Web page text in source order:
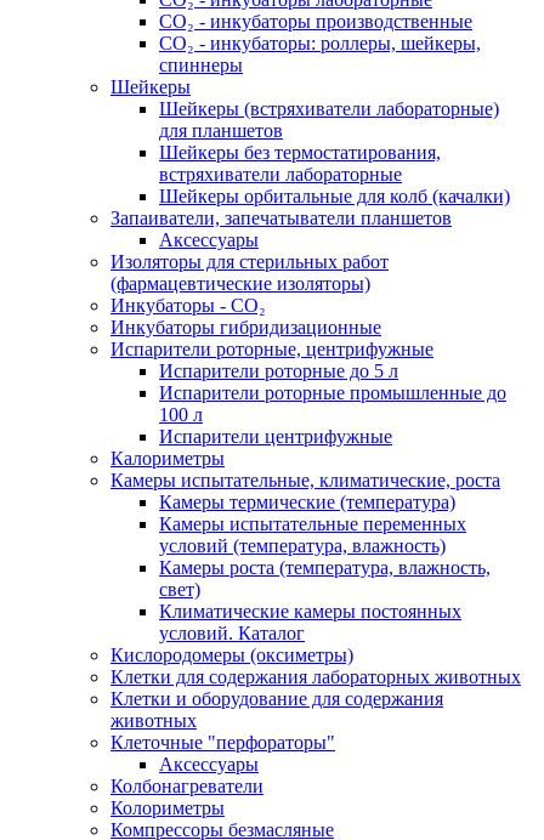
СО₂ - инкубаторы производственные
СО₂ - инкубаторы: роллеры, шейкеры,
спиннеры
Шейкеры
Шейкеры (встряхиватели лабораторные)
для планшетов
Шейкеры без термостатирования,
встряхиватели лабораторные
Шейкеры орбитальные для колб (качалки)
Запаиватели, запечатыватели планшетов
Аксессуары
Изоляторы для стерильных работ
(фармацевтические изоляторы)
Инкубаторы - CO₂
Инкубаторы гибридизационные
Испарители роторные, центрифужные
Испарители роторные до 5 л
Испарители роторные промышленные до
100 л
Испарители центрифужные
Калориметры
Камеры испытательные, климатические, роста
Камеры термические (температура)
Камеры испытательные переменных
условий (температура, влажность)
Камеры роста (температура, влажность,
свет)
Климатические камеры постоянных
условий. Каталог
Кислородомеры (оксиметры)
Клетки для содержания лабораторных животных
Клетки и оборудование для содержания
животных
Клеточные "перфораторы"
Аксессуары
Колбонагреватели
Колориметры
Компрессоры безмасляные